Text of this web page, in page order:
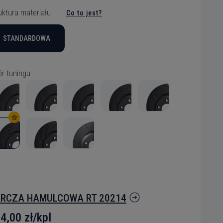
materiału Co to jest?
STANDARDOWA
tuningu
HAMULCOWA RT 20214
zł/kpl
na